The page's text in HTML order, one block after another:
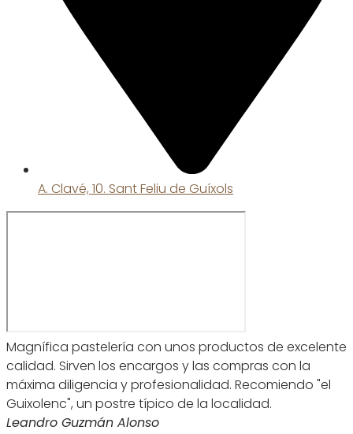
A. Clavé, 10. Sant Feliu de Guíxols
Magnífica pastelería con unos productos de excelente
calidad. Sirven los encargos y las compras con la
máxima diligencia y profesionalidad. Recomiendo "el
Guixolenc", un postre típico de la localidad.
Leandro Guzmán Alonso